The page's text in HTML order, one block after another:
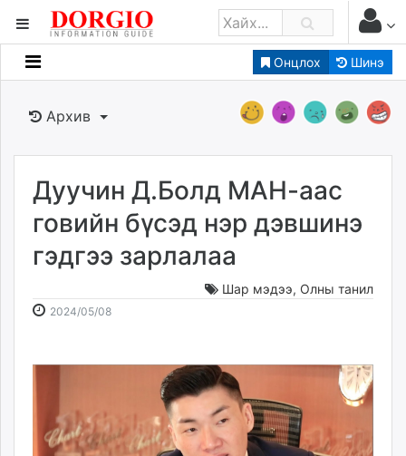
Онцлох Шинэ
Мэдээллийн
Банк санхүү
Бизнес ААН
Төрийн
Нийслэлийн
dorgio.mn
caak.mn
ikon.mn
mnb.mn
Архив
Дуучин Д.Болд МАН-аас
говийн бүсэд нэр дэвшинэ
гэдгээ зарлалаа
Шар мэдээ, Олны танил
2024/05/082024-
17:26:00
2026-
11:21:58